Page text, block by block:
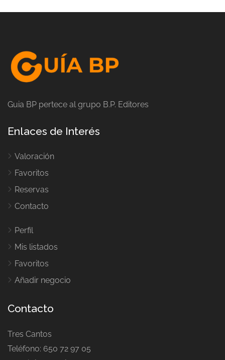
Guia BP pertece al grupo B.P. Editores
Enlaces de Interés
Valoración
Favoritos
Reservas
Contacto
Perfil
Mis listados
Favoritos
Añadir negocio
Contacto
Tres Cantos
Teléfono: 650 72 97 05